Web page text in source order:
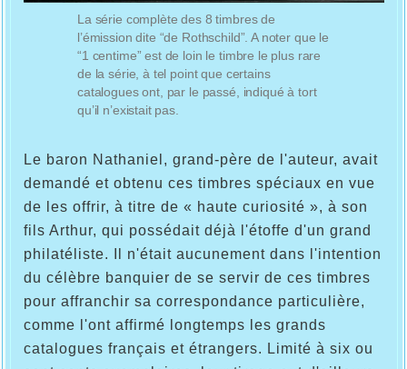
La série complète des 8 timbres de
l’émission dite “de Rothschild”. A noter que le
“1 centime” est de loin le timbre le plus rare
de la série, à tel point que certains
catalogues ont, par le passé, indiqué à tort
qu’il n’existait pas.
Le baron Nathaniel, grand-père de l'auteur, avait
demandé et obtenu ces timbres spéciaux en vue
de les offrir, à titre de « haute curiosité », à son
fils Arthur, qui possédait déjà l'étoffe d'un grand
philatéliste. Il n'était aucunement dans l'intention
du célèbre banquier de se servir de ces timbres
pour affranchir sa correspondance particulière,
comme l'ont affirmé longtemps les grands
catalogues français et étrangers. Limité à six ou